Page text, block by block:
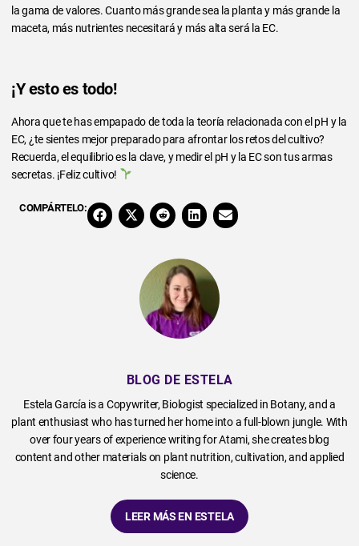
la gama de valores. Cuanto más grande sea la planta y más grande la
maceta, más nutrientes necesitará y más alta será la EC.
¡Y esto es todo!
Ahora que te has empapado de toda la teoría relacionada con el pH y la
EC, ¿te sientes mejor preparado para afrontar los retos del cultivo?
Recuerda, el equilibrio es la clave, y medir el pH y la EC son tus armas
secretas. ¡Feliz cultivo!
COMPÁRTELO:
BLOG DE ESTELA
Estela García is a Copywriter, Biologist specialized in Botany, and a
plant enthusiast who has turned her home into a full-blown jungle. With
over four years of experience writing for Atami, she creates blog
content and other materials on plant nutrition, cultivation, and applied
science.
LEER MÁS EN ESTELA